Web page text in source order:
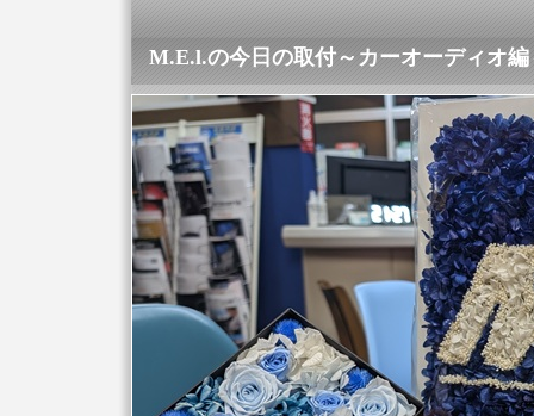
M.E.l.の今日の取付～カーオーディオ編